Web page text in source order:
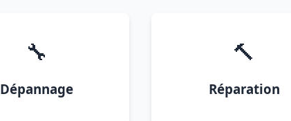
🔧
Dépannage
🔨
Réparation